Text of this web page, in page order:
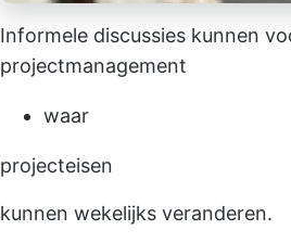
Informele discussies kunnen
projectmanagement
waar
projecteisen
kunnen wekelijks veranderen.